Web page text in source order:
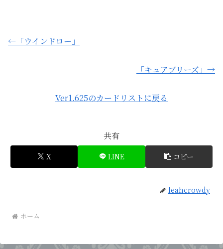
←「ウインドロー」
「キュアブリーズ」→
Ver1.625のカードリストに戻る
共有
X LINE コピー
leahcrowdy
ホーム